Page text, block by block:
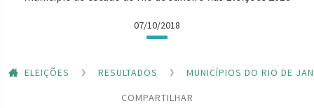
07/10/2018
ELEIÇÕES RESULTADOS
MUNICÍPIOS DO RIO DE
COMPARTILHAR